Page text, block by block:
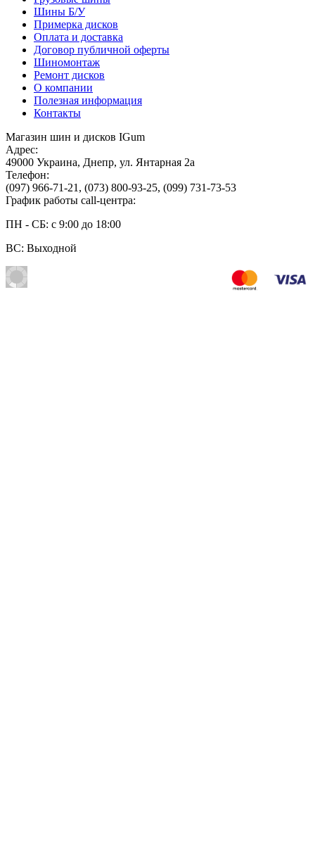
Шины Б/У
Примерка дисков
Оплата и доставка
Договор публичной оферты
Шиномонтаж
Ремонт дисков
О компании
Полезная информация
Контакты
Магазин шин и дисков IGum
Адрес:
49000 Украина, Днепр, ул. Янтарная 2а
Телефон:
(097) 966-71-21 , (073) 800-93-25, (099) 731-73-53
График работы call-центра:
ПН - СБ: с 9:00 до 18:00
ВС: Выходной